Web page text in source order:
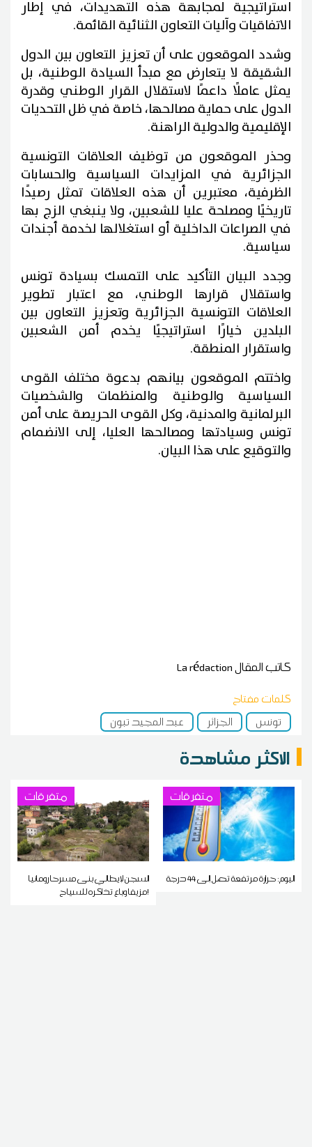
استراتيجية لمجابهة هذه التهديدات، في إطار
الاتفاقيات وآليات التعاون الثنائية القائمة.
وشدد الموقعون على أن تعزيز التعاون بين الدول
الشقيقة لا يتعارض مع مبدأ السيادة الوطنية، بل
يمثل عاملًا داعمًا لاستقلال القرار الوطني وقدرة
الدول على حماية مصالحها، خاصة في ظل التحديات
الإقليمية والدولية الراهنة.
وحذر الموقعون من توظيف العلاقات التونسية
الجزائرية في المزايدات السياسية والحسابات
الظرفية، معتبرين أن هذه العلاقات تمثل رصيدًا
تاريخيًا ومصلحة عليا للشعبين، ولا ينبغي الزج بها
في الصراعات الداخلية أو استغلالها لخدمة أجندات
سياسية.
وجدد البيان التأكيد على التمسك بسيادة تونس
واستقلال قرارها الوطني، مع اعتبار تطوير
العلاقات التونسية الجزائرية وتعزيز التعاون بين
البلدين خيارًا استراتيجيًا يخدم أمن الشعبين
واستقرار المنطقة.
واختتم الموقعون بيانهم بدعوة مختلف القوى
السياسية والوطنية والمنظمات والشخصيات
البرلمانية والمدنية، وكل القوى الحريصة على أمن
تونس وسيادتها ومصالحها العليا، إلى الانضمام
والتوقيع على هذا البيان.
كاتب المقالLa rédaction
كلمات مفتاح
تونس
الجزائر عبد المجيد تبون
الاكثر مشاهدة
متفرقات
اليوم: حرارة مرتفعة تصل إلى 44 درجة
متفرقات
السجن لإيطالي بنى مسرحا رومانيا
مزيفا وباع تذاكره للسياح!